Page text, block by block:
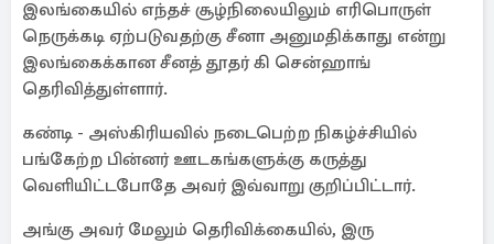
இலங்கையில் எந்தச் சூழ்நிலையிலும் எரிபொருள்
நெருக்கடி ஏற்படுவதற்கு சீனா அனுமதிக்காது என்று
இலங்கைக்கான சீனத் தூதர் கி சென்ஹாங்
தெரிவித்துள்ளார்.
கண்டி - அஸ்கிரியவில் நடைபெற்ற நிகழ்ச்சியில்
பங்கேற்ற பின்னர் ஊடகங்களுக்கு கருத்து
வெளியிட்டபோதே அவர் இவ்வாறு குறிப்பிட்டார்.
அங்கு அவர் மேலும் தெரிவிக்கையில், இரு